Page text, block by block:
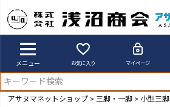
メニュー お気に入り マイページ
アサヌマネットショップ 三脚・一脚
小型三脚